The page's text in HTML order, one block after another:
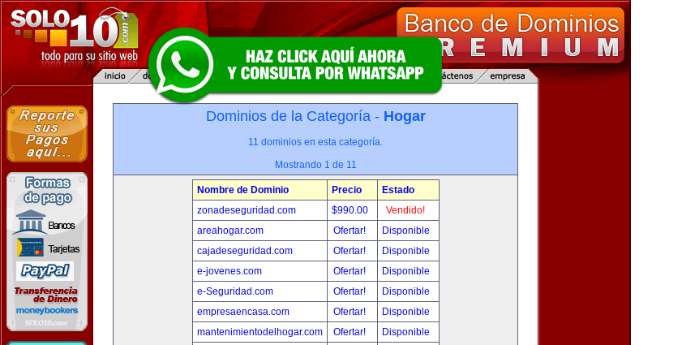
Dominios de la Categoría - Hogar
11 dominios en esta categoría.
Mostrando 1 de 11
Nombre de Dominio Precio
Estado
zonadeseguridad.com
$990.00
Vendido!
areahogar.com
Ofertar!
Disponible
cajadeseguridad.com
Ofertar!
Disponible
e-jovenes.com
Ofertar!
Disponible
e-Seguridad.com
Ofertar!
Disponible
empresaencasa.com
Ofertar!
Disponible
mantenimientodelhogar.com
Ofertar!
Disponible